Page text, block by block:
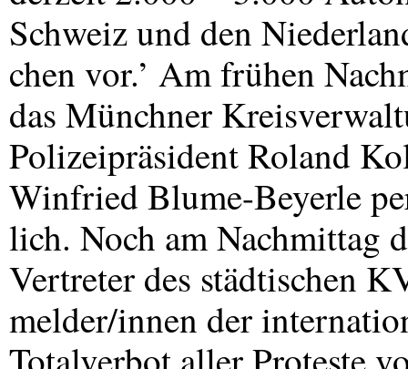
Schweiz und den
chen vor.’ Am frühen
das Münchner
Polizeipräsident Roland
Winfried Blume-Beyerle
lich. Noch am Nachmittag
Vertreter des städtischen
melder/innen der